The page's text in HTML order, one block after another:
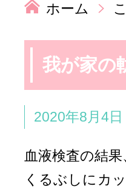
ホーム
我が家の
2020年8月4日
血液検査の結
くるぶしにカ